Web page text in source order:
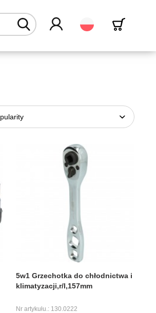
Polski
5w1 Grzechotka do chłodnictwa i
klimatyzacji,r/l,157mm
Nr artykułu.: 130.0222